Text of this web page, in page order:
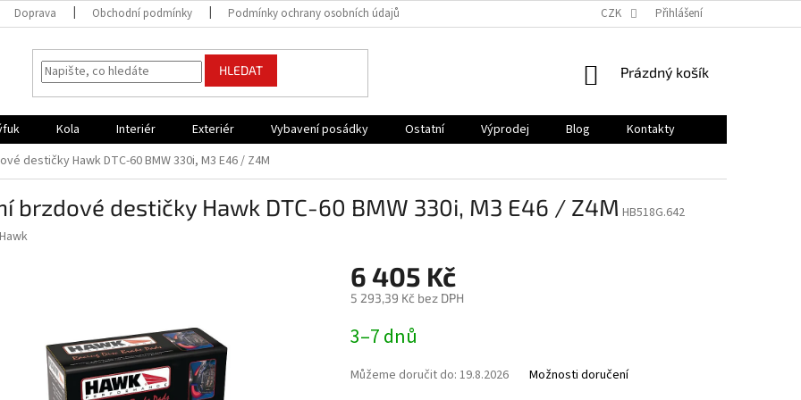
Doprava Obchodní podmínky Podmínky ochrany osobních údajů CZK Přihlášení
HLEDAT
NÁKUPNÍ
Prázdný košík
Kola Interiér Exteriér Vybavení posádky Ostatní Výprodej Blog
Kontakty
destičky Hawk DTC-60 BMW 330i, M3 E46 / Z4M
brzdové destičky Hawk DTC-60 BMW 330i, M3 E46 / Z4M HB518G.642
Hawk
6 405 Kč
5 293,39 Kč bez DPH
cena:
3–7 dnů
Můžeme doručit do: 19.8.2026 Možnosti doručení